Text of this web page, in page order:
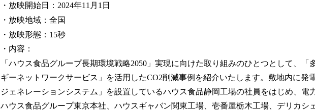
・放映開始日：2024年11月1日
・放映地域：全国
・放映形態：15秒
・内容：
「ハウス食品グループ長期環境戦略2050」実現に向けた取り組みのひとつとして、「
ギーネットワークサービス」を活用したCO2削減事例を紹介いたします。敷地内に発
ジェネレーションシステム」を設置しているハウス食品静岡工場の社員をはじめ、電
ハウス食品グループ東京本社、ハウスギャバン関東工場、壱番屋栃木工場、デリカシ